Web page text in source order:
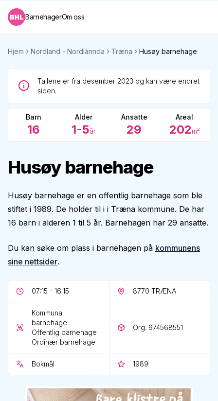
BarnehagerOm oss
Hjem Nordland - Nordlánnda Træna Husøy barnehage
Tallene er fra desember 2023 og kan være endret
siden.
Barn
16
Alder
1-5år
Ansatte
29
Areal
202m²
Husøy barnehage
Husøy barnehage er en offentlig barnehage som ble
stiftet i 1989. De holder til i i Træna kommune. De har
16 barn i alderen 1 til 5 år. Barnehagen har 29 ansatte.
Du kan søke om plass i barnehagen på kommunens
sine nettsider.
07:15 - 16:15 8770 TRÆNA
Kommunal
barnehage
Offentlig barnehage
Ordinær barnehage
Org. 974568551
Bokmål 1989